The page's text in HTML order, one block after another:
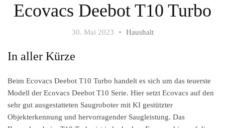
Ecovacs Deebot T10 Turbo
30. Mai 2023 Haushalt
In aller Kürze
Beim Ecovacs Deebot T10 Turbo handelt es sich um das teuerste
Modell der Ecovacs Deebot T10 Serie. Hier setzt Ecovacs auf den
sehr gut ausgestatteten Saugroboter mit KI gestützter
Objekterkennung und hervorragender Saugleistung. Das